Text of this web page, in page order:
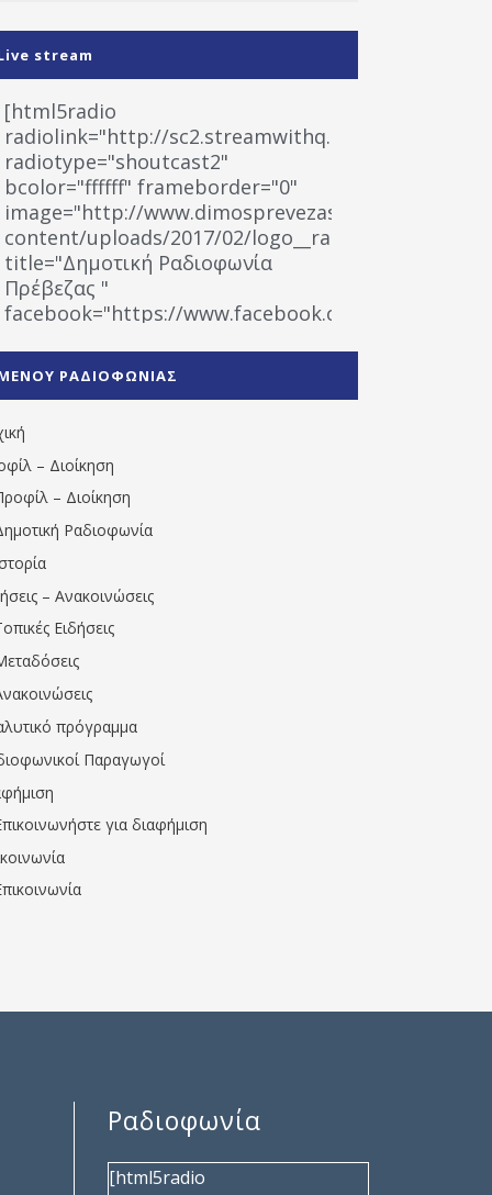
stream
[html5radio
radiolink="http://sc2.streamwithq.com:8028/
radiotype="shoutcast2"
bcolor="ffffff" frameborder="0"
image="http://www.dimosprevezas.gr/wp-
content/uploads/2017/02/logo__radiofonias.jpg"
title="Δημοτική Ραδιοφωνία
Πρέβεζας "
facebook="https://www.facebook.com/
1531194763766854/" artist="" ]
ΡΑΔΙΟΦΩΝΙΑΣ
– Διοίκηση
– Διοίκηση
Ραδιοφωνία
– Ανακοινώσεις
Ειδήσεις
πρόγραμμα
Παραγωγοί
για διαφήμιση
Ραδιοφωνία
[html5radio